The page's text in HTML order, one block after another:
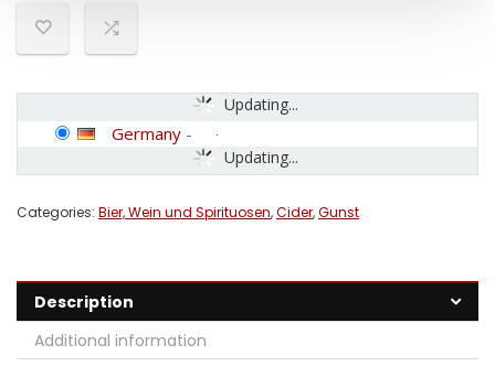
Updating...
Updating...
Germany -
Categories: Bier, Wein und Spirituosen,Cider,Gunst
Description
Additional information